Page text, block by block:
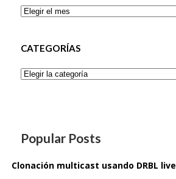
Archivos
CATEGORÍAS
Categorías
Popular Posts
Clonación multicast usando DRBL live